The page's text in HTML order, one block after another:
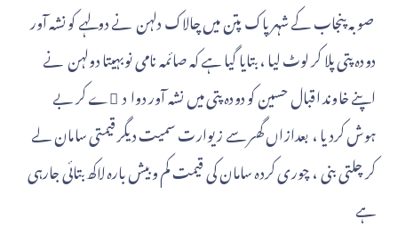
صوبہ پنجاب کے شہر پاک پتن میں چالاک دلہن نے دولہے کو نشہ آور
دودہ پتی پلا کر لوٹ لیا ، بتایا گیا ہے کہ صائمہ نامی نوبہیتا دولہن نے
اپنے خاوند اقبال حسین کو دودہ پتی میں نشہ آور دوا د ٓے کر بے
ہوش کردیا ، بعدازاں گھر سے زیوارت سمیت دیگر قیمتی سامان لے
کر چلتی بنی ، چوری کردہ سامان کی قیمت کم وبیش بارہ لاکھ بتائی جارہی
ہے